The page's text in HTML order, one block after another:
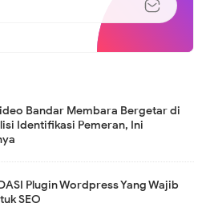
Bandar Membara Bergetar di
Identifikasi Pemeran, Ini
Plugin Wordpress Yang Wajib
SEO